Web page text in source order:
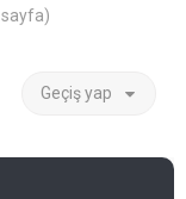
sayfa)
Geçiş yap